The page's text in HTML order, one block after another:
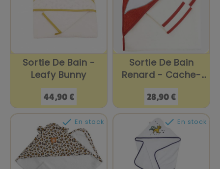
Sortie De Bain -
Leafy Bunny
Prix
44,90 €
Sortie De Bain
Renard - Cache-
Cache...
Prix
28,90 €
 En stock  En stock